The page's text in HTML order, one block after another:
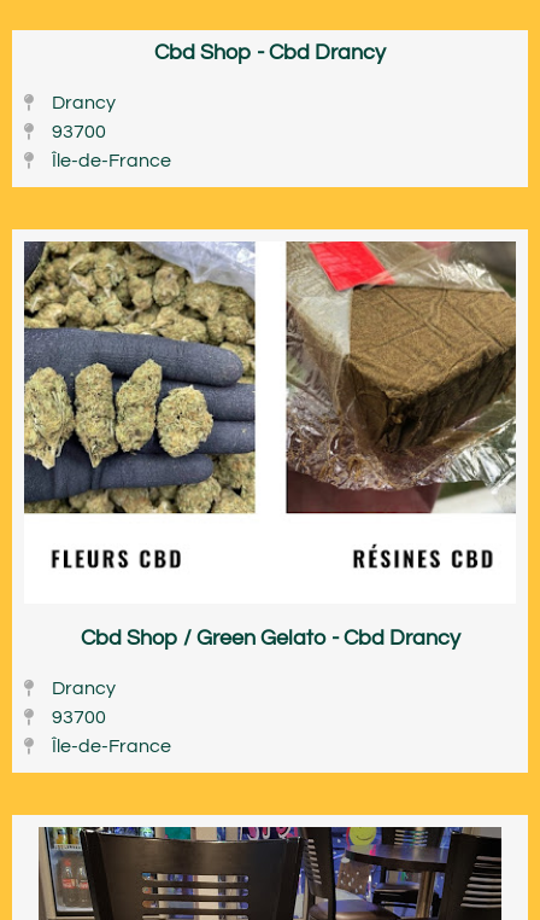
Cbd Shop - Cbd Drancy
Drancy
93700
Île-de-France
Cbd Shop / Green Gelato - Cbd Drancy
Drancy
93700
Île-de-France